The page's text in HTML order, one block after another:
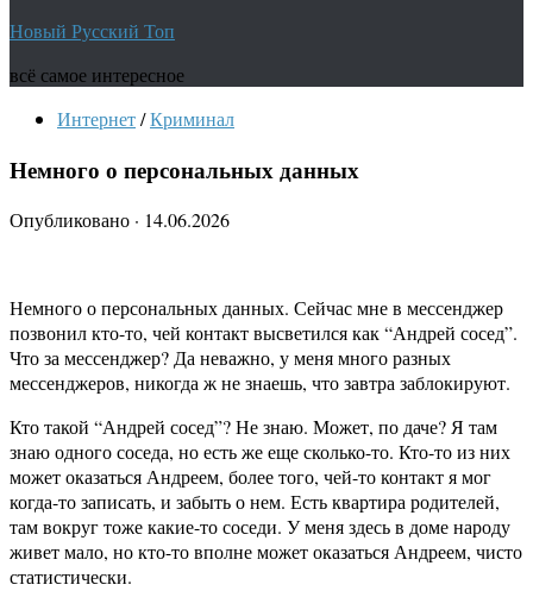
Новый Русский Топ
всё самое интересное
Интернет/Криминал
Немного о персональных данных
Опубликовано · 14.06.2026
Немного о персональных данных. Сейчас мне в мессенджер
позвонил кто-то, чей контакт высветился как “Андрей сосед”.
Что за мессенджер? Да неважно, у меня много разных
мессенджеров, никогда ж не знаешь, что завтра заблокируют.
Кто такой “Андрей сосед”? Не знаю. Может, по даче? Я там
знаю одного соседа, но есть же еще сколько-то. Кто-то из них
может оказаться Андреем, более того, чей-то контакт я мог
когда-то записать, и забыть о нем. Есть квартира родителей,
там вокруг тоже какие-то соседи. У меня здесь в доме народу
живет мало, но кто-то вполне может оказаться Андреем, чисто
статистически.